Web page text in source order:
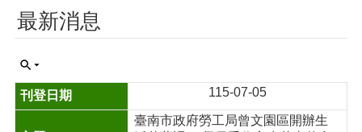
最新消息
115-07-05
臺南市政府勞工局曾文園區開辦生